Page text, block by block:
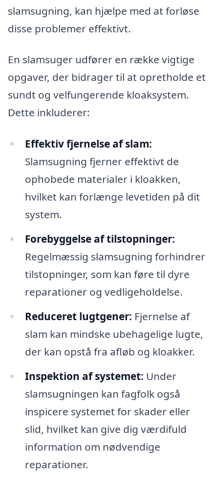
slamsugning, kan hjælpe med at forløse
disse problemer effektivt.
En slamsuger udfører en række vigtige
opgaver, der bidrager til at opretholde et
sundt og velfungerende kloaksystem.
Dette inkluderer:
Effektiv fjernelse af slam:
Slamsugning fjerner effektivt de
ophobede materialer i kloakken,
hvilket kan forlænge levetiden på dit
system.
Forebyggelse af tilstopninger:
Regelmæssig slamsugning forhindrer
tilstopninger, som kan føre til dyre
reparationer og vedligeholdelse.
Reduceret lugtgener: Fjernelse af
slam kan mindske ubehagelige lugte,
der kan opstå fra afløb og kloakker.
Inspektion af systemet: Under
slamsugningen kan fagfolk også
inspicere systemet for skader eller
slid, hvilket kan give dig værdifuld
information om nødvendige
reparationer.